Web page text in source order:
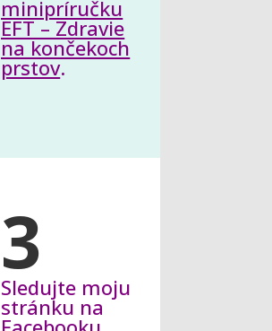
minipríručku
EFT – Zdravie
na končekoch
prstov.
3
Sledujte moju
stránku na